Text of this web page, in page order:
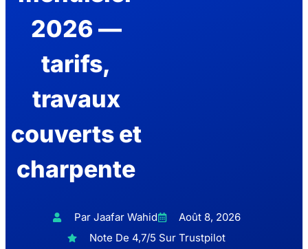
2026 —
tarifs,
travaux
couverts et
charpente
Par Jaafar Wahid
Août 8, 2026
Note De 4,7/5 Sur Trustpilot